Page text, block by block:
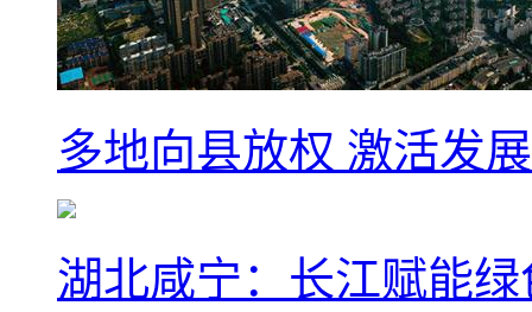
多地向县放权 激活发
湖北咸宁：长江赋能